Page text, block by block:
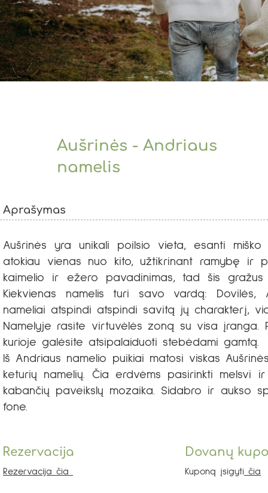
Aušrinės - Andriaus
namelis
Aprašymas
Aušrinės yra unikali poilsio vieta, esanti
atokiau vienas nuo kito, užtikrinant ramybę ir
kaimelio ir ežero pavadinimas, tad šis
Kiekvienas namelis turi savo vardą: Dovilės,
nameliai atspindi atspindi savitą jų charakterį,
Namelyje rasite virtuvėlės zoną su visa įranga.
kurioje galėsite atsipalaiduoti stebėdami gamtą.
Iš Andriaus namelio puikiai matosi viskas
keturių namelių. Čia erdvėms pasirinkti melsvi
kabančių paveikslų mozaika. Sidabro ir aukso
fone.
Rezervacija
Rezervacija čia
Dovanų
Kuponą įsigyti čia